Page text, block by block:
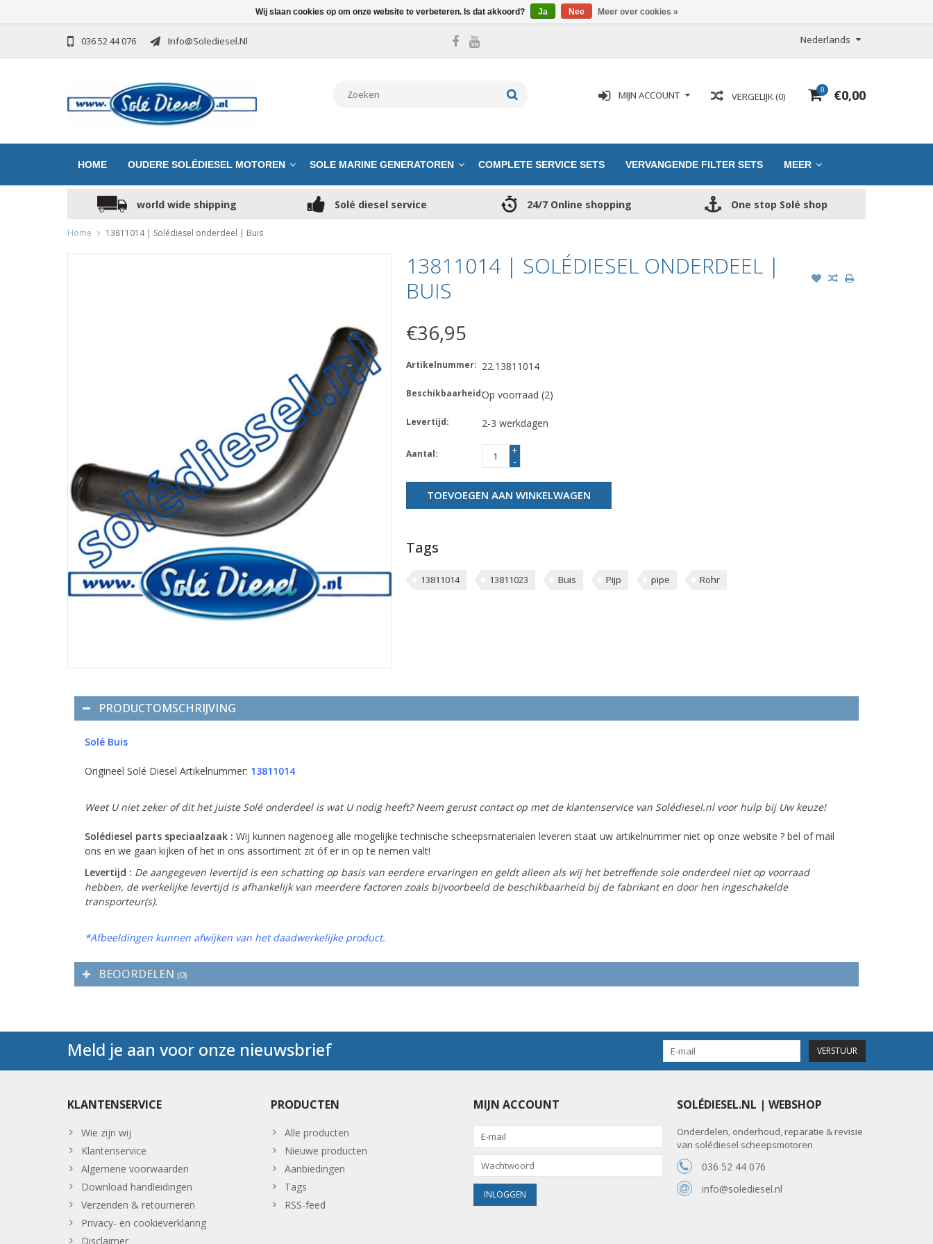
036 52 44 076 Info@solediesel.nl Nederlands
0 €0,00
VERGELIJK (0)
MIJN ACCOUNT
HOME OUDERE SOLÉDIESEL MOTOREN SOLE MARINE GENERATOREN COMPLETE SERVICE SETS VERVANGENDE FILTER SETS MEER
world wide shipping Solé diesel service 24/7 Online shopping One stop Solé shop
Home 13811014 | Solédiesel onderdeel | Buis
13811014 | SOLÉDIESEL ONDERDEEL |
BUIS
€36,95
Artikelnummer: 22.13811014
Beschikbaarheid:Op voorraad (2)
Levertijd: 2-3 werkdagen
Aantal:
+
-
TOEVOEGEN AAN WINKELWAGEN
Tags
13811014 13811023 Buis Pijp pipe Rohr
PRODUCTOMSCHRIJVING
Solé Buis
Origineel Solé Diesel Artikelnummer: 13811014
Weet U niet zeker of dit het juiste Solé onderdeel is wat U nodig heeft? Neem gerust contact op met de klantenservice van Solédiesel.nl voor hulp bij Uw keuze!
Solédiesel parts speciaalzaak : Wij kunnen nagenoeg alle mogelijke technische scheepsmaterialen leveren staat uw artikelnummer niet op onze website ? bel of mail
ons en we gaan kijken of het in ons assortiment zit óf er in op te nemen valt!
Levertijd : De aangegeven levertijd is een schatting op basis van eerdere ervaringen en geldt alleen als wij het betreffende sole onderdeel niet op voorraad
hebben, de werkelijke levertijd is afhankelijk van meerdere factoren zoals bijvoorbeeld de beschikbaarheid bij de fabrikant en door hen ingeschakelde
transporteur(s).
*Afbeeldingen kunnen afwijken van het daadwerkelijke product.
BEOORDELEN (0)
Meld je aan voor onze nieuwsbrief VERSTUUR
KLANTENSERVICE
Wie zijn wij
Klantenservice
Algemene voorwaarden
Download handleidingen
Verzenden & retourneren
Privacy- en cookieverklaring
Disclaimer
PRODUCTEN
Alle producten
Nieuwe producten
Aanbiedingen
Tags
RSS-feed
MIJN ACCOUNT SOLÉDIESEL.NL | WEBSHOP
Onderdelen, onderhoud, reparatie & revisie
van solédiesel scheepsmotoren
036 52 44 076
info@solediesel.nl
Wij slaan cookies op om onze website te verbeteren. Is dat akkoord? Ja Nee Meer over cookies »